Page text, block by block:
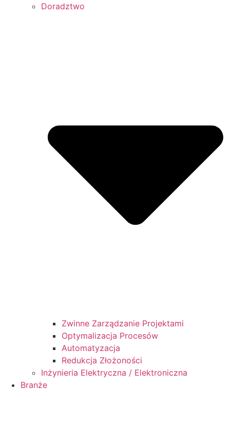
Doradztwo
Zwinne Zarządzanie Projektami
Optymalizacja Procesów
Automatyzacja
Redukcja Złożoności
Inżynieria Elektryczna / Elektroniczna
Branże